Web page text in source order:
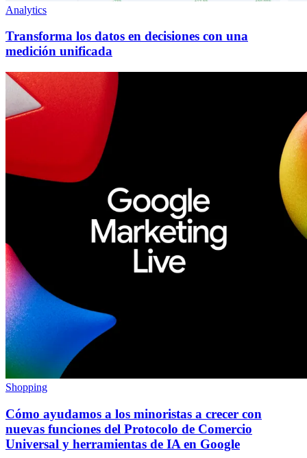
Analytics
Transforma los datos en decisiones con una
medición unificada
Shopping
Cómo ayudamos a los minoristas a crecer con
nuevas funciones del Protocolo de Comercio
Universal y herramientas de IA en Google